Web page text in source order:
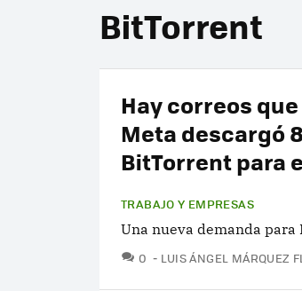
BitTorrent
Hay correos
Meta descargó
BitTorrent para
TRABAJO Y EMPRESAS
Una nueva demanda para
0 COMENTARIOS
LUIS ÁNGEL MÁRQUEZ